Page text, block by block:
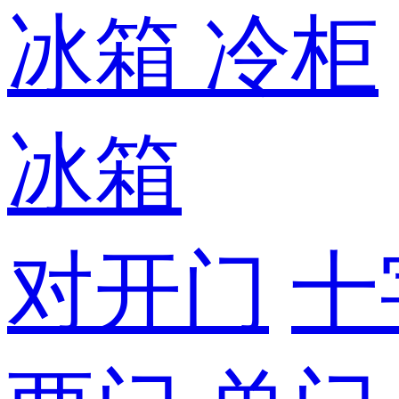
冰箱 冷柜
冰箱
对开门